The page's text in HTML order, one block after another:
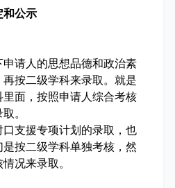
和公示
请人的思想品德和政治素
按二级学科来录取。就是
面，按照申请人综合考核
。
支援专项计划的录取，也
按二级学科单独考核，然
况来录取。